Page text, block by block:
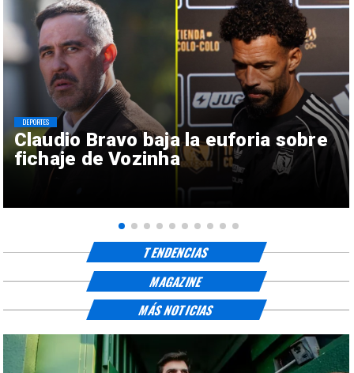
Claudio Bravo baja la euforia sobre
fichaje de Vozinha
DEPORTES
TENDENCIAS
MAGAZINE
MÁS NOTICIAS